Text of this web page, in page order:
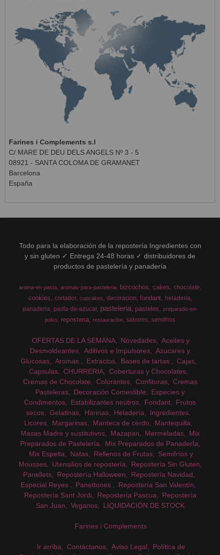
Farines i Complements s.l
C/ MARE DE DEU DELS ANGELS Nº 3 - 5
08921 - SANTA COLOMA DE GRAMANET
Barcelona
España
Todo para la elaboración de la repostería Ingredientes con
y sin gluten ✓ Entrega 24-48 horas ✓ distribuidores de
productos de pastelería y panadería
aroma-en-pasta aromas-para-pasteleria bizcochos cakes chocolate
cookies cortador cupcakes decoracion fondant
heladeria
panaderia pasta-de-azucar pasteleria pasteles
preparado-en-
polvo
reposteria restauracion sabores semifrios
OFERTAS DE LA SEMANA Novedades
Aceites y
Desmoldeantes
Aditivos e Impulsores
Azucares y
Glucosas
Aromas Extractos Bases de tartas
Cajas
Capsulas
CHURRERIA
Coberturas y Chocolates
Cremas de Chocolate
Colorantes Confituras
Cremas
Pasteleras
Decoración Comestible
Especies y
Condimentos
Estabilizantes neutros Fondant
Frutos
secos
Gelatinas Harinas Heladería
Ingredientes
Licores
Margarinas Manteca de cerdo
Mantequilla
Masas Madre y sustitutivos
Mazapan Mermeladas
Mix
Preparados de Pastelería
Mix Preparados de PanaderÍa
Mix Espelta
Natas Rellenos de Frutas
Semifríos y
Mousses
Utensilios de repostería
Repostería Sin Gluten
Panellets
Repostería Halloween
Repostería Navidad
Especial Reyes
Panettones
Repostería San Valentín
Repostería Sant Jordi
Repostería Pascua
Repostería
San Juan
Veganos LIQUIDACIÓN DE STOCK
Farines i Complements
Ir arriba Contáctanos Aviso Legal
Política de